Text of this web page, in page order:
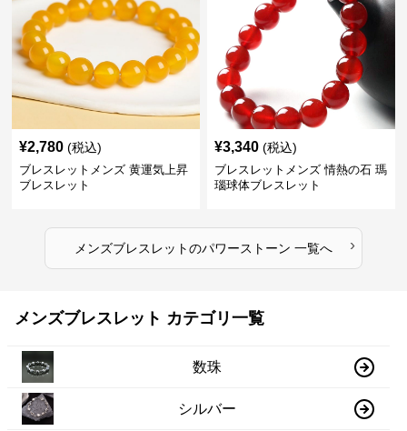
¥2,780 (税込)
ブレスレットメンズ 黄運気上昇
ブレスレット
¥3,340 (税込)
ブレスレットメンズ 情熱の石 瑪
瑙球体ブレスレット
メンズブレスレットのパワーストーン 一覧へ ›
メンズブレスレット カテゴリ一覧
数珠
シルバー